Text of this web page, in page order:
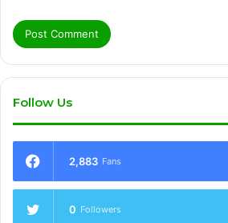
Follow Us
2,883 Fans
0 Followers